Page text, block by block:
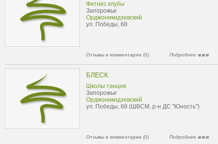
Фитнес клубы
Запорожье
Орджоникидзевский
ул. Победы, 68
Отзывы и комментарии (0) Подробнее
БЛЕСК
Школы танцев
Запорожье
Орджоникидзевский
ул. Победы, 68 (ШВСМ, р-н ДС "Юность")
Отзывы и комментарии (0) Подробнее